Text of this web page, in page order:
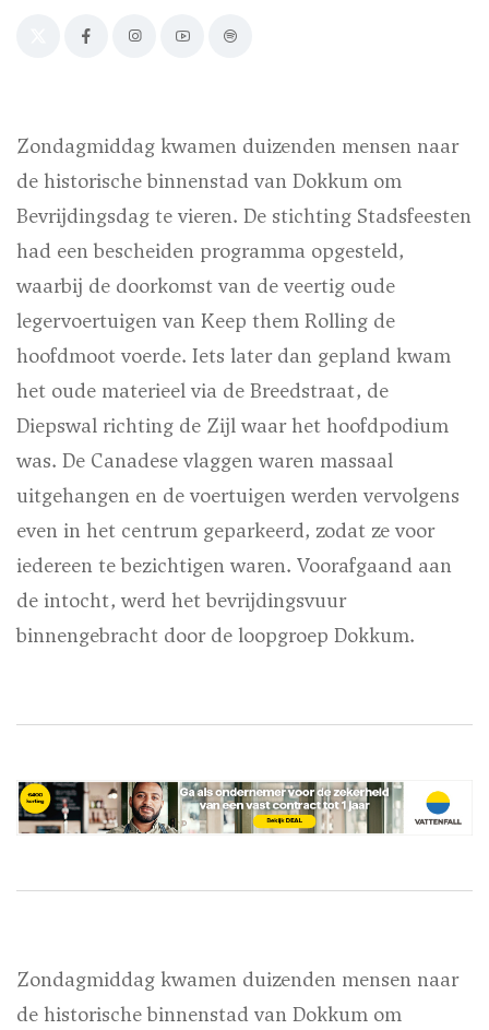
Zondagmiddag kwamen duizenden mensen naar
de historische binnenstad van Dokkum om
Bevrijdingsdag te vieren. De stichting Stadsfeesten
had een bescheiden programma opgesteld,
waarbij de doorkomst van de veertig oude
legervoertuigen van Keep them Rolling de
hoofdmoot voerde. Iets later dan gepland kwam
het oude materieel via de Breedstraat, de
Diepswal richting de Zijl waar het hoofdpodium
was. De Canadese vlaggen waren massaal
uitgehangen en de voertuigen werden vervolgens
even in het centrum geparkeerd, zodat ze voor
iedereen te bezichtigen waren. Voorafgaand aan
de intocht, werd het bevrijdingsvuur
binnengebracht door de loopgroep Dokkum.
Zondagmiddag kwamen duizenden mensen naar
de historische binnenstad van Dokkum om